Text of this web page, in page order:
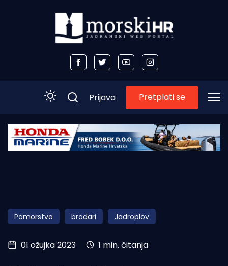
Početna
Obala
Otoci
Turizam i nautika
Prijava Pretplati se
Pomorstvo brodari Jadroplov
01 ožujka 2023 1 min. čitanja